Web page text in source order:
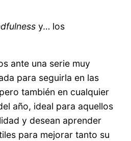
y… los
ante una serie muy
para seguirla en las
también en cualquier
año, ideal para aquellos
y desean aprender
para mejorar tanto su